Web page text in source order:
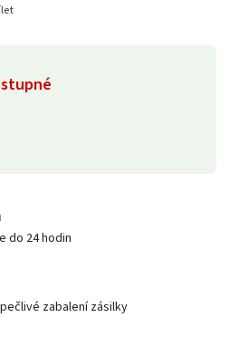
do 24 hodin
zabalení zásilky